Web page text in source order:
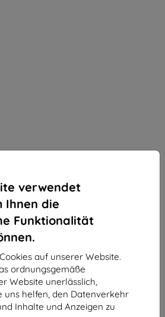
verwendet
Ihnen die
Funktionalität
auf unserer Website.
ordnungsgemäße
Website unerlässlich,
uns helfen, den Datenverkehr
Inhalte und Anzeigen zu
Motorola Moto G52 Vollbild-
Moto G52